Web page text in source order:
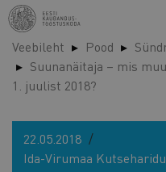
Liigu
edasi
põhisisu
juurde
Veebileht Pood
Suunanäitaja – mis
1. juulist 2018?
22.05.2018
Ida-Virumaa